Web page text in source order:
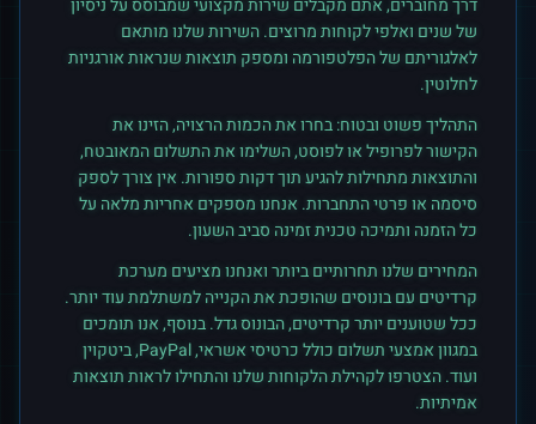
דרך מחוברים, אתם מקבלים שירות מקצועי שמבוסס על ניסיון
של שנים ואלפי לקוחות מרוצים. השירות שלנו מותאם
לאלגוריתם של הפלטפורמה ומספק תוצאות שנראות אורגניות
לחלוטין.
התהליך פשוט ובטוח: בחרו את הכמות הרצויה, הזינו את
הקישור לפרופיל או לפוסט, השלימו את התשלום המאובטח,
והתוצאות מתחילות להגיע תוך דקות ספורות. אין צורך לספק
סיסמה או פרטי התחברות. אנחנו מספקים אחריות מלאה על
כל הזמנה ותמיכה טכנית זמינה סביב השעון.
המחירים שלנו תחרותיים ביותר ואנחנו מציעים מערכת
קרדיטים עם בונוסים שהופכת את הקנייה למשתלמת עוד יותר.
ככל שטוענים יותר קרדיטים, הבונוס גדל. בנוסף, אנו תומכים
במגוון אמצעי תשלום כולל כרטיסי אשראי, PayPal, ביטקוין
ועוד. הצטרפו לקהילת הלקוחות שלנו והתחילו לראות תוצאות
אמיתיות.